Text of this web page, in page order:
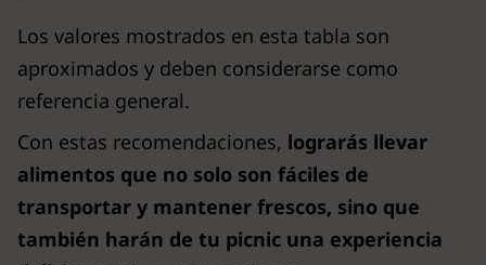
Los valores mostrados en esta tabla son
aproximados y deben considerarse como
referencia general.
Con estas recomendaciones, lograrás llevar
alimentos que no solo son fáciles de
transportar y mantener frescos, sino que
también harán de tu picnic una experiencia